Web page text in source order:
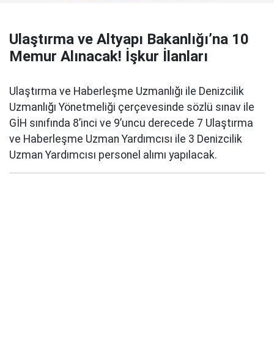
Ulaştırma ve Altyapı Bakanlığı’na 10
Memur Alınacak! İşkur İlanları
Ulaştırma ve Haberleşme Uzmanlığı ile Denizcilik
Uzmanlığı Yönetmeliği çerçevesinde sözlü sınav ile
GİH sınıfında 8’inci ve 9’uncu derecede 7 Ulaştırma
ve Haberleşme Uzman Yardımcısı ile 3 Denizcilik
Uzman Yardımcısı personel alımı yapılacak.